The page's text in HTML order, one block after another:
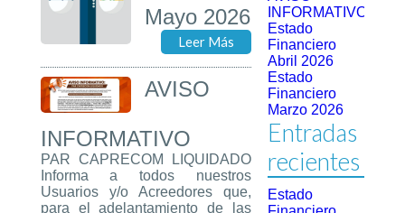
INFORMATIVO
Estado
Financiero
Abril 2026
Estado
Financiero
Marzo 2026
Entradas
recientes
Estado
Mayo 2026
Leer Más
AVISO
INFORMATIVO
PAR CAPRECOM LIQUIDADO
Informa a todos nuestros
Usuarios y/o Acreedores que,
para el adelantamiento de las